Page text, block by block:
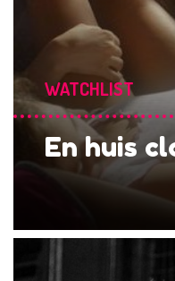
WATCHLIST
En huis